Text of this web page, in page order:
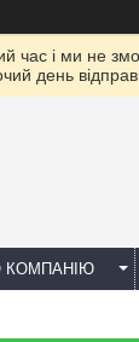
час і ми не
день
КОМПАНІЮ